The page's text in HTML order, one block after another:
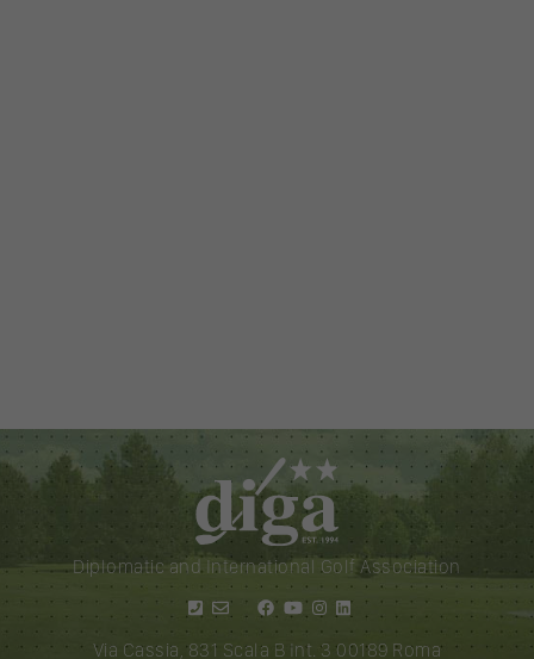
Diplomatic and International Golf Association
Via Cassia, 831 Scala B Int. 3 00189 Roma